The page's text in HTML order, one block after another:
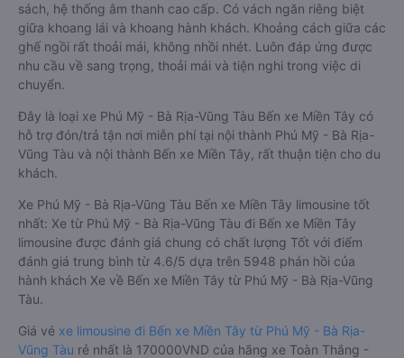
sách, hệ thống âm thanh cao cấp. Có vách ngăn riêng biệt
giữa khoang lái và khoang hành khách. Khoảng cách giữa các
ghế ngồi rất thoải mái, không nhồi nhét. Luôn đáp ứng được
nhu cầu về sang trọng, thoải mái và tiện nghi trong việc di
chuyển.
Đây là loại xe Phú Mỹ - Bà Rịa-Vũng Tàu Bến xe Miền Tây có
hỗ trợ đón/trả tận nơi miễn phí tại nội thành Phú Mỹ - Bà Rịa-
Vũng Tàu và nội thành Bến xe Miền Tây, rất thuận tiện cho du
khách.
Xe Phú Mỹ - Bà Rịa-Vũng Tàu Bến xe Miền Tây limousine tốt
nhất: Xe từ Phú Mỹ - Bà Rịa-Vũng Tàu đi Bến xe Miền Tây
limousine được đánh giá chung có chất lượng Tốt với điểm
đánh giá trung bình từ 4.6/5 dựa trên 5948 phản hồi của
hành khách Xe về Bến xe Miền Tây từ Phú Mỹ - Bà Rịa-Vũng
Tàu.
Giá vé xe limousine đi Bến xe Miền Tây từ Phú Mỹ - Bà Rịa-
Vũng Tàu rẻ nhất là 170000VND của hãng xe Toàn Thắng -